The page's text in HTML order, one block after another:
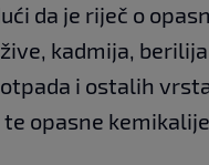
da je riječ o
kadmija,
i ostalih
opasne